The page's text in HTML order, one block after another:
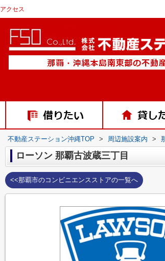
アクセス
不動産ステーション沖縄TOP > 周辺施設案内 >
ローソン 那覇古波蔵三丁目
<<那覇市のコンビニエンスストアの一覧へ